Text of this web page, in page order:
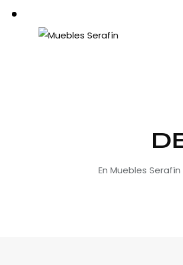
En Muebles